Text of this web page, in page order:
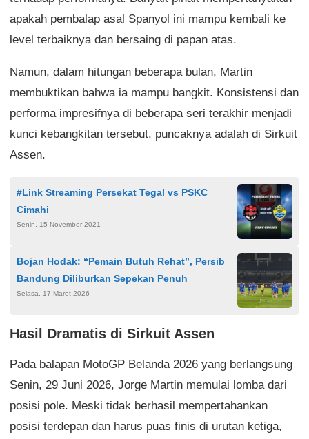
apakah pembalap asal Spanyol ini mampu kembali ke
level terbaiknya dan bersaing di papan atas.
Namun, dalam hitungan beberapa bulan, Martin
membuktikan bahwa ia mampu bangkit. Konsistensi dan
performa impresifnya di beberapa seri terakhir menjadi
kunci kebangkitan tersebut, puncaknya adalah di Sirkuit
Assen.
#Link Streaming Persekat Tegal vs PSKC
Cimahi
Senin, 15 November 2021
Bojan Hodak: “Pemain Butuh Rehat”, Persib
Bandung Diliburkan Sepekan Penuh
Selasa, 17 Maret 2026
Hasil Dramatis di Sirkuit Assen
Pada balapan MotoGP Belanda 2026 yang berlangsung
Senin, 29 Juni 2026, Jorge Martin memulai lomba dari
posisi pole. Meski tidak berhasil mempertahankan
posisi terdepan dan harus puas finis di urutan ketiga,